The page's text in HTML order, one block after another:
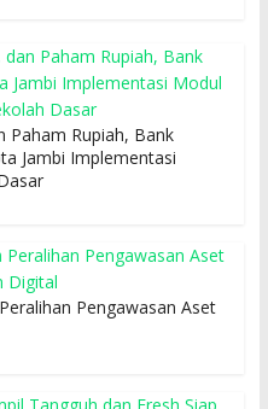
Paham Rupiah, Bank
Jambi Implementasi
Pengawasan Aset